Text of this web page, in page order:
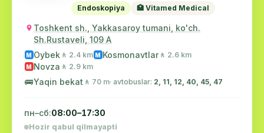
Endoskopiya 🏥 Vitamed Medical
Toshkent sh., Yakkasaroy tumani, ko'ch.
Sh.Rustaveli, 109 A
M Oybek 🚶 2.4 km M Kosmonavtlar 🚶 2.6 km
M Novza 🚶 2.9 km
🚌Yaqin bekat 🚶 70 m· avtobuslar: 2, 11, 12, 40, 45, 47
пн–сб:08:00–17:30
Hozir qabul qilmayapti